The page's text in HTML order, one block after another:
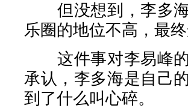
但没想到，李多海
乐圈的地位不高，最
这件事对李易峰的
承认，李多海是自己
到了什么叫心碎。